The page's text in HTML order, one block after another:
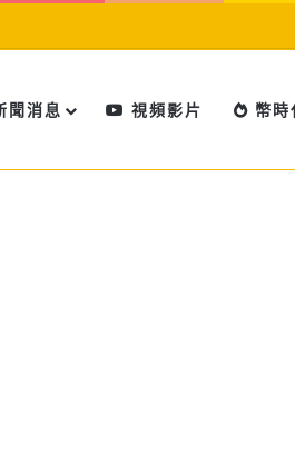
聞消息 視頻影片 幣時